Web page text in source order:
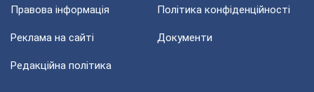
Правова інформація Політика конфіденційності
Реклама на сайті Документи
Редакційна політика